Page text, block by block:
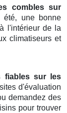
combles sur
été, une bonne
l'intérieur de la
climatiseurs et
fiables sur les
d'évaluation
demandez des
pour trouver